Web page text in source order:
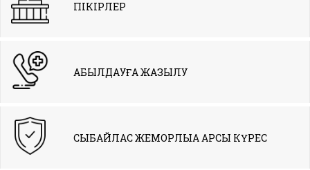
ПІКІРЛЕР
ҚАБЫЛДАУҒА ЖАЗЫЛУ
СЫБАЙЛАС ЖЕМҚОРЛЫҚҚА ҚАРСЫ КҮРЕС